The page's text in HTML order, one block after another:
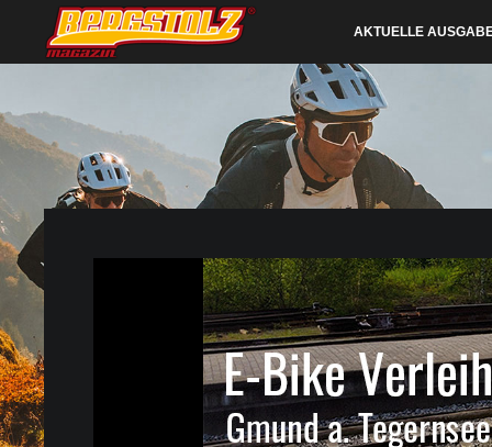
AKTUELLE